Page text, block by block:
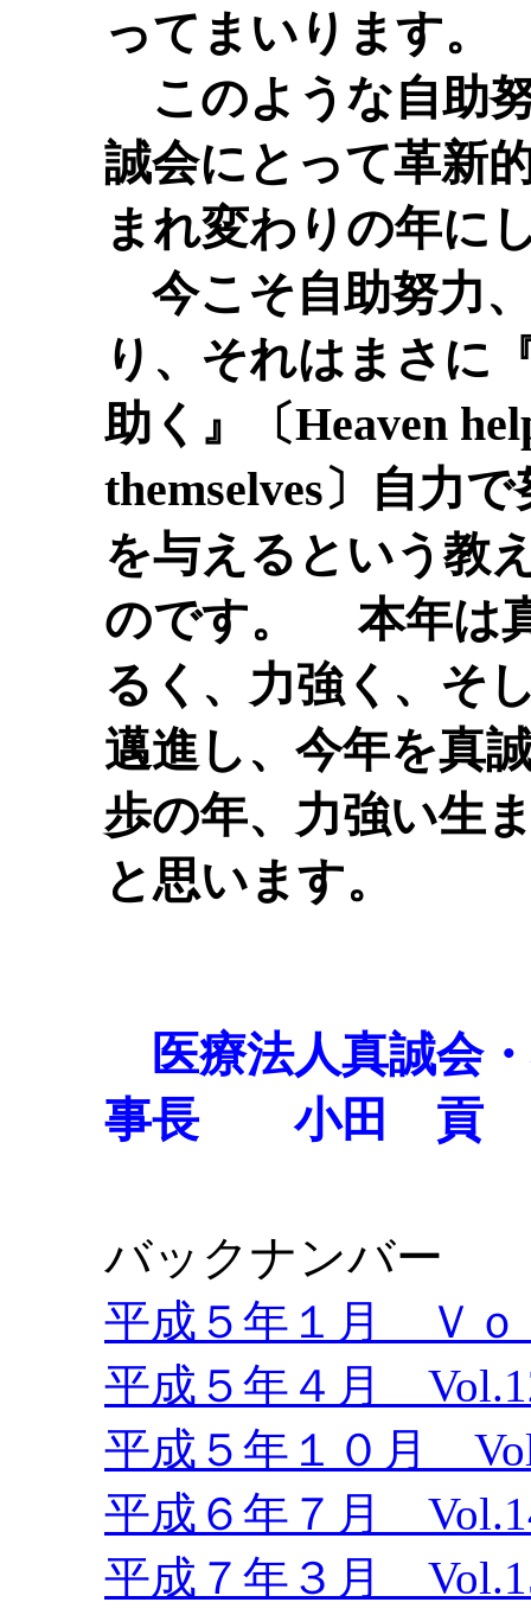
ってまいります。
このような自助
誠会にとって革新
まれ変わりの年に
今こそ自助努力
り、それはまさに
助く』〔Heaven
themselves〕自力
を与えるという教
のです。
本年は
るく、力強く、そ
邁進し、今年を真
歩の年、力強い生
と思います。
医療法人真誠会
事長 小田 貢
バックナンバー
平成５年１月 Ｖｏ
平成５年４月
平成５年１０月
平成６年７月
平成７年３月